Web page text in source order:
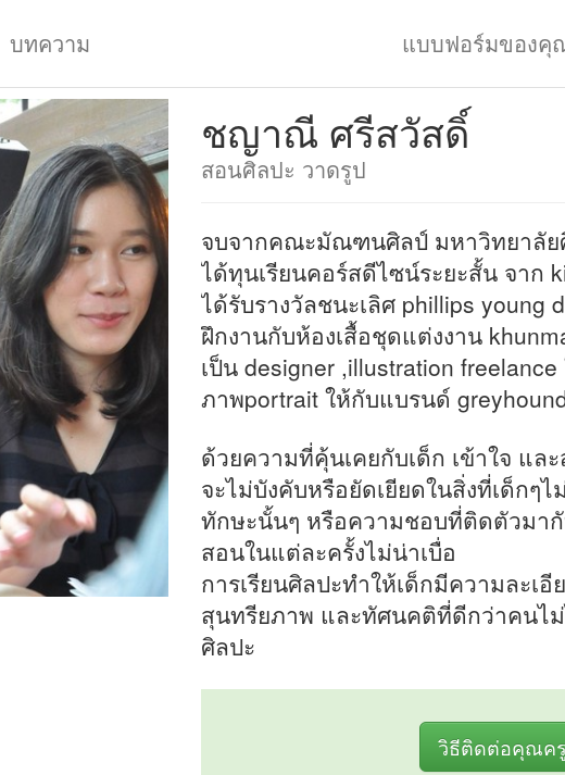
บทความ แบบฟอร์มของคุ
ชญาณี ศรีสวัสดิ์
สอนศิลปะ วาดรูป
จบจากคณะมัณฑนศิลป์ มหาวิทยาลัย
ได้ทุนเรียนคอร์สดีไซน์ระยะสั้น จาก
ได้รับรางวัลชนะเลิศ phillips young
ฝึกงานกับห้องเสื้อชุดแต่งงาน
เป็น designer ,illustration
ภาพportrait ให้กับแบรนด์
ด้วยความที่คุ้นเคยกับเด็ก เข้าใจ แล
จะไม่บังคับหรือยัดเยียดในสิ่งที่เด็กๆ
ทักษะนั้นๆ หรือความชอบที่ติดตัวมากั
สอนในแต่ละครั้งไม่น่าเบื่อ
การเรียนศิลปะทำให้เด็กมีความละเ
สุนทรียภาพ และทัศนคติที่ดีกว่าคนไม่
ศิลปะ
วิธีติดต่อคุณครู